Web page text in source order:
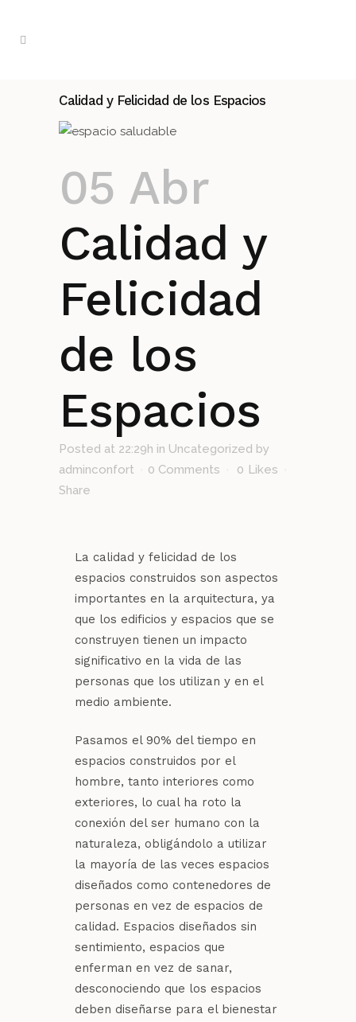
Calidad y Felicidad de los Espacios
05 Abr
Calidad y
Felicidad
de los
Espacios
Posted at 22:29h in Uncategorized by
adminconfort
0 Comments 0 Likes
Share
La calidad y felicidad de los
espacios construidos son aspectos
importantes en la arquitectura, ya
que los edificios y espacios que se
construyen tienen un impacto
significativo en la vida de las
personas que los utilizan y en el
medio ambiente.
Pasamos el 90% del tiempo en
espacios construidos por el
hombre, tanto interiores como
exteriores, lo cual ha roto la
conexión del ser humano con la
naturaleza, obligándolo a utilizar
la mayoría de las veces espacios
diseñados como contenedores de
personas en vez de espacios de
calidad. Espacios diseñados sin
sentimiento, espacios que
enferman en vez de sanar,
desconociendo que los espacios
deben diseñarse para el bienestar